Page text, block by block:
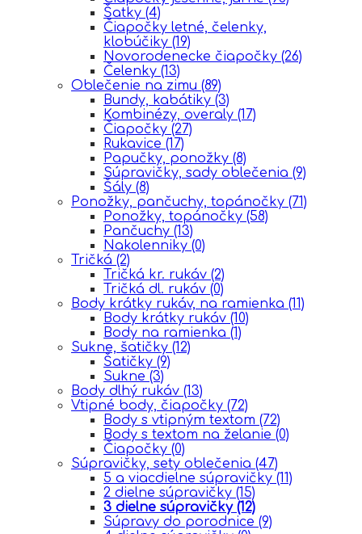
Šatky (4)
Čiapočky letné, čelenky,
klobúčiky (19)
Novorodenecke čiapočky (26)
Čelenky (13)
Oblečenie na zimu (89)
Bundy, kabátiky (3)
Kombinézy, overaly (17)
Čiapočky (27)
Rukavice (17)
Papučky, ponožky (8)
Súpravičky, sady oblečenia (9)
Šály (8)
Ponožky, pančuchy, topánočky (71)
Ponožky, topánočky (58)
Pančuchy (13)
Nakolenniky (0)
Tričká (2)
Tričká kr. rukáv (2)
Tričká dl. rukáv (0)
Body krátky rukáv, na ramienka (11)
Body krátky rukáv (10)
Body na ramienka (1)
Sukne, šatičky (12)
Šatičky (9)
Sukne (3)
Body dlhý rukáv (13)
Vtipné body, čiapočky (72)
Body s vtipným textom (72)
Body s textom na želanie (0)
Čiapočky (0)
Súpravičky, sety oblečenia (47)
5 a viacdielne súpravičky (11)
2 dielne súpravičky (15)
3 dielne súpravičky (12)
Súpravy do porodnice (9)